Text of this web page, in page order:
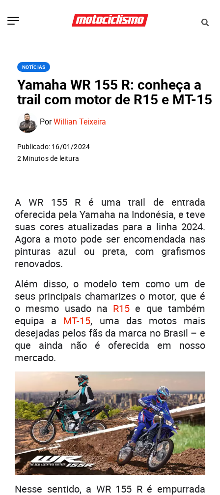
NOTÍCIAS
Yamaha WR 155 R: conheça a
trail com motor de R15 e MT-15
PorWillian Teixeira
Publicado: 16/01/2024
2 Minutos de leitura
A WR 155 R é uma trail de entrada
oferecida pela Yamaha na Indonésia, e teve
suas cores atualizadas para a linha 2024.
Agora a moto pode ser encomendada nas
pinturas azul ou preta, com grafismos
renovados.
Além disso, o modelo tem como um de
seus principais chamarizes o motor, que é
o mesmo usado na R15 e que também
equipa a MT-15, uma das motos mais
desejadas pelos fãs da marca no Brasil – e
que ainda não é oferecida em nosso
mercado.
Nesse sentido, a WR 155 R é empurrada